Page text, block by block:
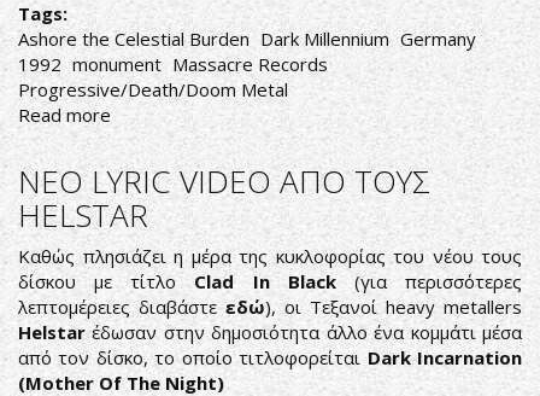
Tags:
Ashore the Celestial Burden Dark Millennium Germany
1992 monument Massacre Records
Progressive/Death/Doom Metal
Read more about
Dark
Millennium-
Ashore
the
Celestial
Burden
ΝΕΟ LYRIC VIDEO ΑΠΟ ΤΟΥΣ
HELSTAR
Καθώς πλησιάζει η μέρα της κυκλοφορίας του νέου τους
δίσκου με τίτλοClad In Black(για περισσότερες
λεπτομέρειες διαβάστεεδώ), οι Τεξανοί heavy metallers
Helstarέδωσαν στην δημοσιότητα άλλο ένα κομμάτι μέσα
από τον δίσκο, το οποίο τιτλοφορείται Dark Incarnation
(Mother Of The Night)